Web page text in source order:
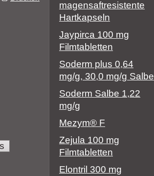
magensaftresistente
Hartkapseln
Jaypirca 100 mg
Filmtabletten
Soderm plus 0,64
mg/g, 30,0 mg/g Salbe
Soderm Salbe 1,22
mg/g
Mezym® F
Zejula 100 mg
Filmtabletten
Elontril 300 mg